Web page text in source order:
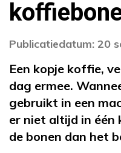
Publicatiedatum: 20
Een kopje koffie,
dag ermee.
gebruikt in een
er niet altijd in één
de bonen dan het